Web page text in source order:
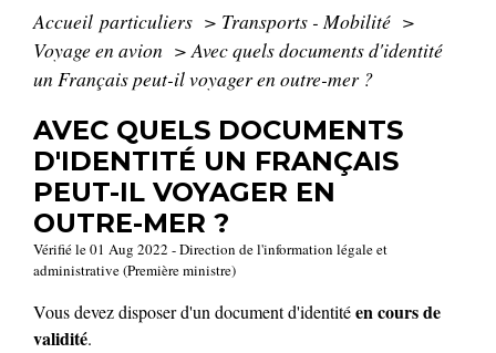
Accueil particuliers > Transports - Mobilité >
Voyage en avion > Avec quels documents d'identité
un Français peut-il voyager en outre-mer ?
AVEC QUELS DOCUMENTS
D'IDENTITÉ UN FRANÇAIS
PEUT-IL VOYAGER EN
OUTRE-MER ?
Vérifié le 01 Aug 2022 - Direction de l'information légale et
administrative (Première ministre)
Vous devez disposer d'un document d'identitéen cours de
validité.